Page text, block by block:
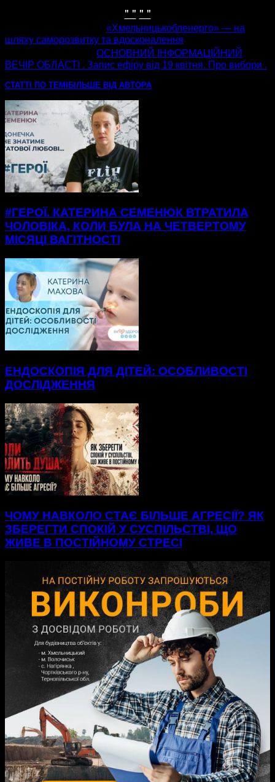
" " " "
«Хмельницькобленерго» — на
шляху саморозвитку та вдосконалення
ОСНОВНИЙ ІНФОРМАЦІЙНИЙ
ВЕЧІР ОБЛАСТІ . Запис ефіру від 19 квітня. Про вибори .
СТАТТІ ПО ТЕМІ БІЛЬШЕ ВІД АВТОРА
#ГЕРОЇ. КАТЕРИНА СЕМЕНЮК ВТРАТИЛА
ЧОЛОВІКА, КОЛИ БУЛА НА ЧЕТВЕРТОМУ
МІСЯЦІ ВАГІТНОСТІ
ЕНДОСКОПІЯ ДЛЯ ДІТЕЙ: ОСОБЛИВОСТІ
ДОСЛІДЖЕННЯ
ЧОМУ НАВКОЛО СТАЄ БІЛЬШЕ АГРЕСІЇ? ЯК
ЗБЕРЕГТИ СПОКІЙ У СУСПІЛЬСТВІ, ЩО
ЖИВЕ В ПОСТІЙНОМУ СТРЕСІ